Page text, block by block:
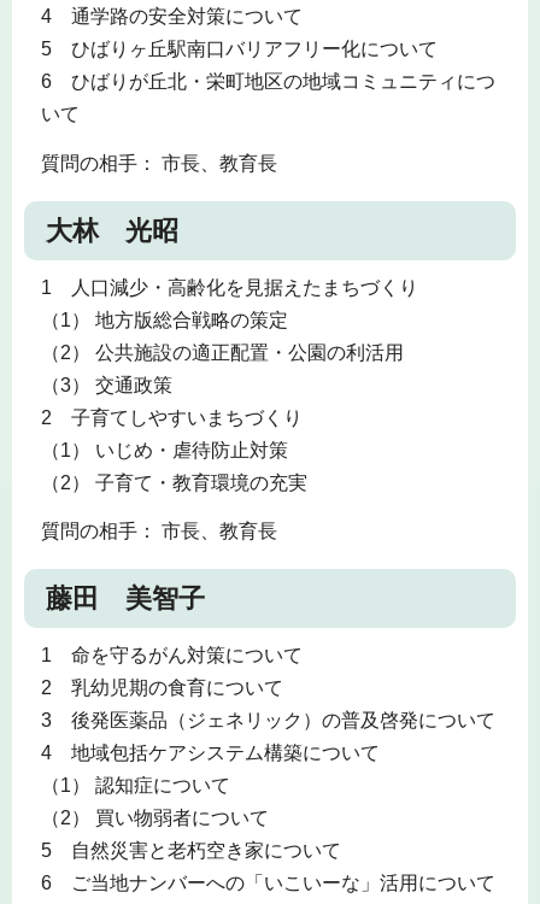
4 通学路の安全対策について
5 ひばりヶ丘駅南口バリアフリー化について
6 ひばりが丘北・栄町地区の地域コミュニティにつ
いて
質問の相手： 市長、教育長
大林 光昭
1 人口減少・高齢化を見据えたまちづくり
（1） 地方版総合戦略の策定
（2） 公共施設の適正配置・公園の利活用
（3） 交通政策
2 子育てしやすいまちづくり
（1） いじめ・虐待防止対策
（2） 子育て・教育環境の充実
質問の相手： 市長、教育長
藤田 美智子
1 命を守るがん対策について
2 乳幼児期の食育について
3 後発医薬品（ジェネリック）の普及啓発について
4 地域包括ケアシステム構築について
（1） 認知症について
（2） 買い物弱者について
5 自然災害と老朽空き家について
6 ご当地ナンバーへの「いこいーな」活用について